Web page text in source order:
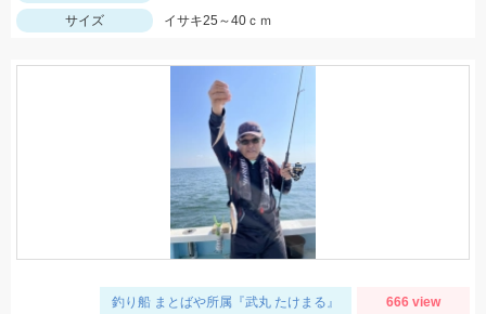
サイズ
イサキ25～40ｃｍ
釣り船 まとばや所属『武丸 たけまる』 666 view